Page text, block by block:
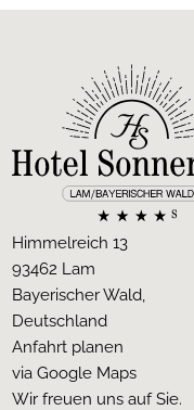
Himmelreich 13
93462 Lam
Bayerischer Wald,
Deutschland
Anfahrt planen
via Google Maps
Wir freuen uns auf Sie.